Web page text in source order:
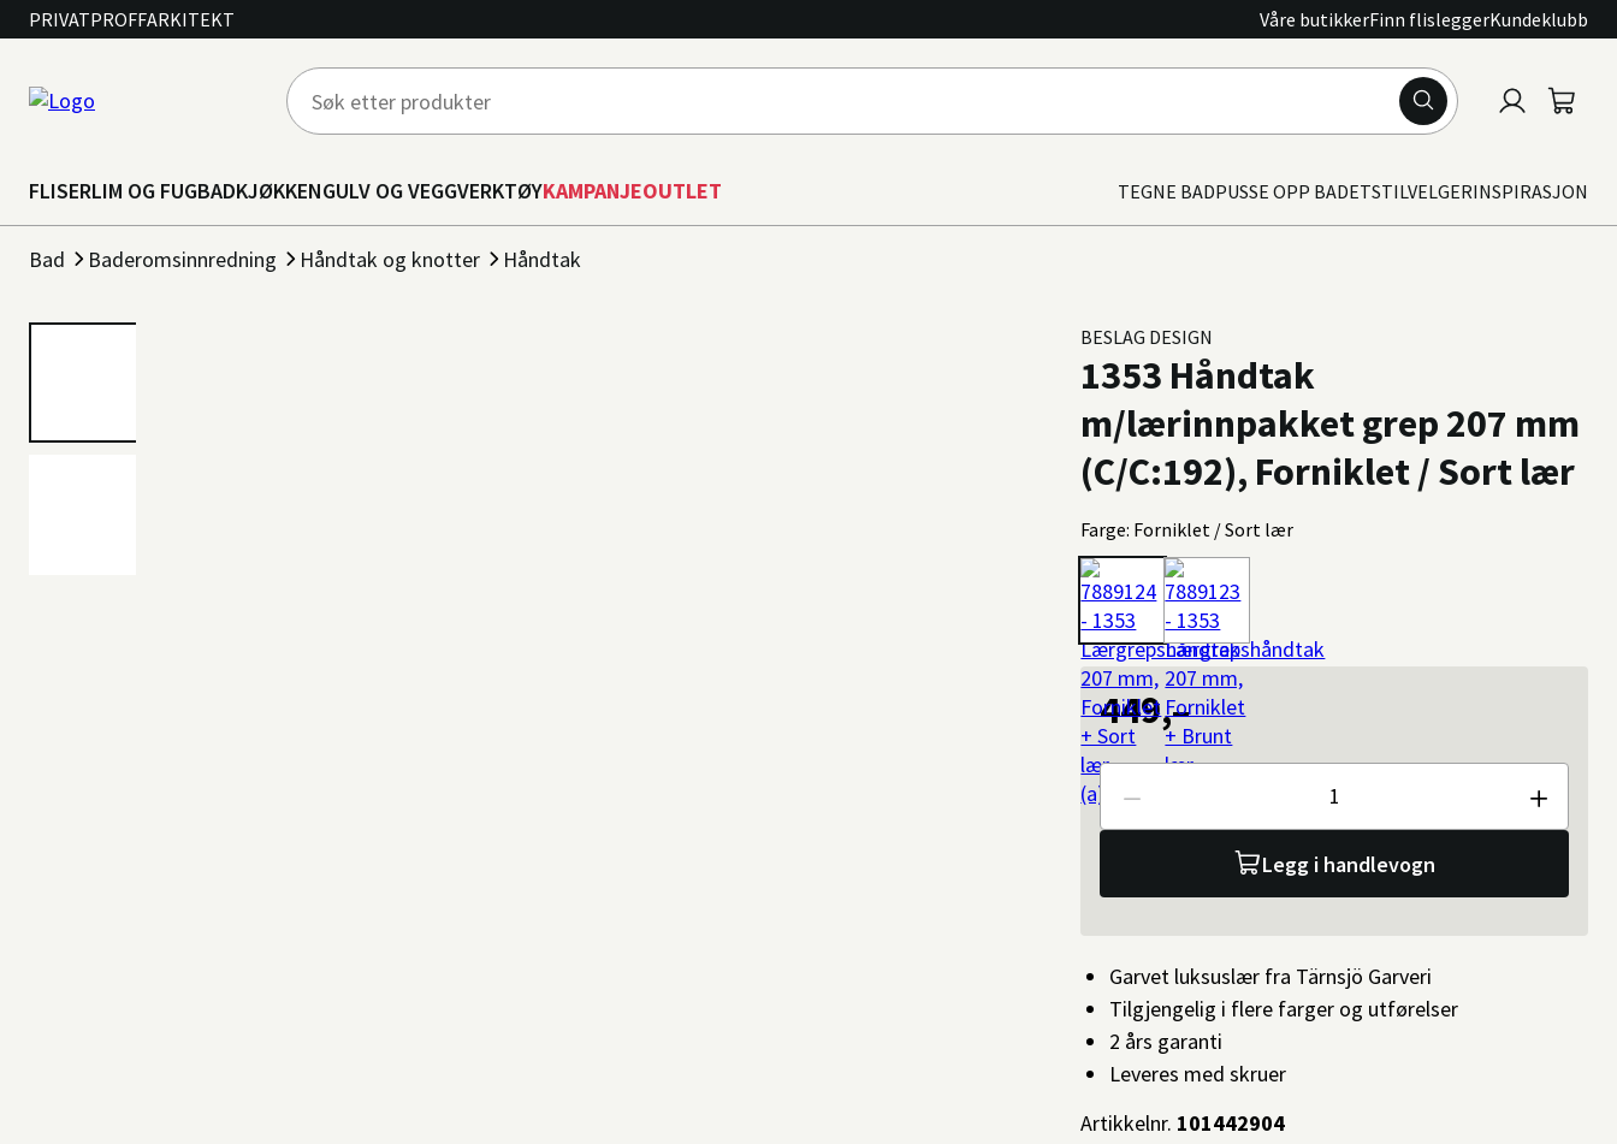
PRIVATPROFFARKITEKT Våre butikkerFinn flisleggerKundeklubb
FLISERLIM OG FUGBADKJØKKENGULV OG VEGGVERKTØYKAMPANJEOUTLET TEGNE BADPUSSE OPP BADETSTILVELGERINSPIRASJON
Bad Baderomsinnredning Håndtak og knotter Håndtak
BESLAG DESIGN
1353 Håndtak
m/lærinnpakket grep 207 mm
(C/C:192), Forniklet / Sort lær
Farge: Forniklet / Sort lær
449,–
Antall
Legg i handlevogn
Garvet luksuslær fra Tärnsjö Garveri
Tilgjengelig i flere farger og utførelser
2 års garanti
Leveres med skruer
Artikkelnr. 101442904